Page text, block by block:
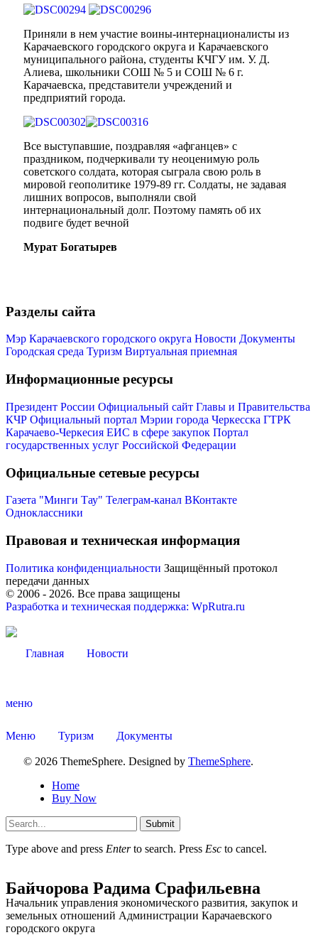
Приняли в нем участие воины-интернационалисты из
Карачаевского городского округа и Карачаевского
муниципального района, студенты КЧГУ им. У. Д.
Алиева, школьники СОШ № 5 и СОШ № 6 г.
Карачаевска, представители учреждений и
предприятий города.
Все выступавшие, поздравляя «афганцев» с
праздником, подчеркивали ту неоценимую роль
советского солдата, которая сыграла свою роль в
мировой геополитике 1979-89 гг. Солдаты, не задавая
лишних вопросов, выполняли свой
интернациональный долг. Поэтому память об их
подвиге будет вечной
Мурат Богатырев
Разделы сайта
Мэр Карачаевского городского округа Новости Документы
Городская среда Туризм Виртуальная приемная
Информационные ресурсы
Президент России Официальный сайт Главы и Правительства
КЧР Официальный портал Мэрии города Черкесска ГТРК
Карачаево-Черкесия ЕИС в сфере закупок Портал
государственных услуг Российской Федерации
Официальные сетевые ресурсы
Газета "Минги Тау" Телеграм-канал ВКонтакте
Одноклассники
Правовая и техническая информация
Политика конфиденциальности Защищённый протокол
передачи данных
© 2006 - 2026. Все права защищены
Разработка и техническая поддержка: WpRutra.ru
Главная Новости
меню
Меню Туризм Документы
© 2026 ThemeSphere. Designed by ThemeSphere.
Home
Buy Now
Submit
Type above and press Enterto search. Press Esc to cancel.
Байчорова Радима Срафильевна
Начальник управления экономического развития, закупок и
земельных отношений Администрации Карачаевского
городского округа